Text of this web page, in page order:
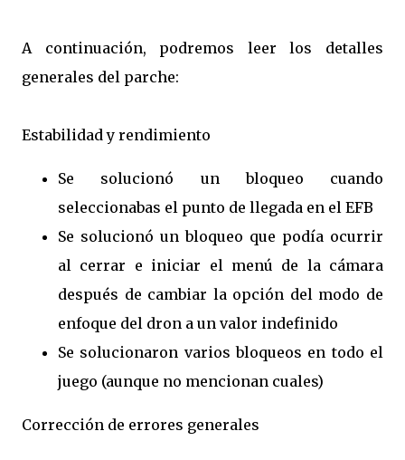
A continuación, podremos leer los detalles
generales del parche:
Estabilidad y rendimiento
Se solucionó un bloqueo cuando
seleccionabas el punto de llegada en el EFB
Se solucionó un bloqueo que podía ocurrir
al cerrar e iniciar el menú de la cámara
después de cambiar la opción del modo de
enfoque del dron a un valor indefinido
Se solucionaron varios bloqueos en todo el
juego (aunque no mencionan cuales)
Corrección de errores generales